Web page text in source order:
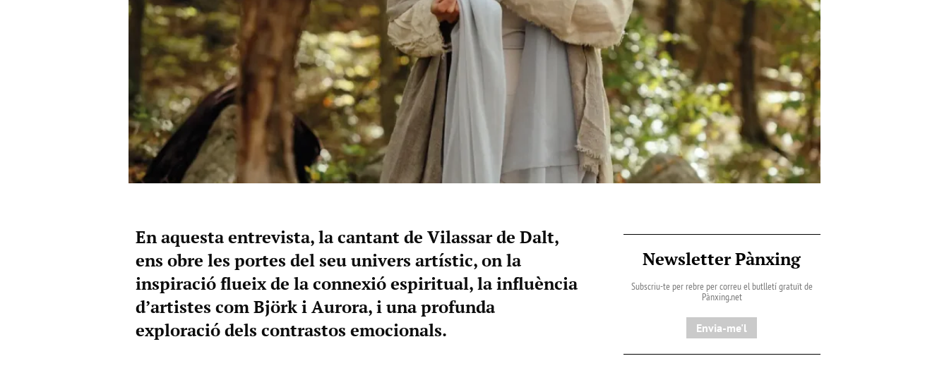
En aquesta entrevista, la cantant de Vilassar de Dalt,
ens obre les portes del seu univers artístic, on la
inspiració flueix de la connexió espiritual, la influència
d’artistes com Björk i Aurora, i una profunda
exploració dels contrastos emocionals.
Newsletter Pànxing
Subscriu-te per rebre per correu el butlletí gratuït de
Pànxing.net​
Envia-me'l